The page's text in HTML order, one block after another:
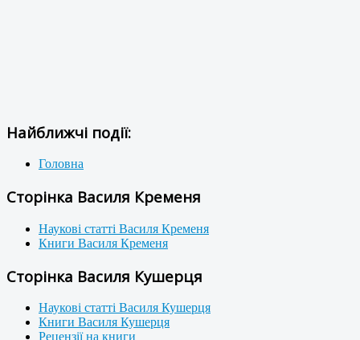
Найближчі події:
Головна
Сторінка Василя Кременя
Наукові статті Василя Кременя
Книги Василя Кременя
Сторінка Василя Кушерця
Наукові статті Василя Кушерця
Книги Василя Кушерця
Рецензії на книги